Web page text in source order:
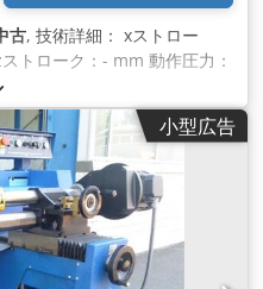
古, 技術詳細： xストロー
トローク：- mm 動作圧力：
数：50 Hz Dsdpfsvr Stzjx
法（長さ×幅×高さ）：約
ブレーキテスト装置です。
み移動できます。 本装置
向け）のブレーキテスターの
請する必要があります。 ブレ
提供となります。 以上 *
小型広告